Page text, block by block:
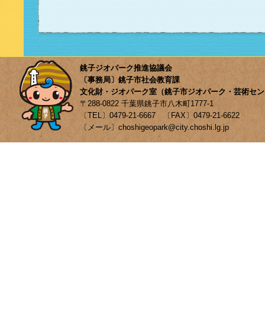
銚子ジオパーク推進協議会
〔事務局〕銚子市社会教育課
文化財・ジオパーク室（銚子市ジオパーク・芸術セ
〒288-0822 千葉県銚子市八木町1777-1
〔TEL〕0479-21-6667 〔FAX〕0479-21-6622
〔メール〕choshigeopark@city.choshi.lg.jp